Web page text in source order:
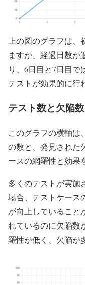
上の図のグラフは、
ますが、経過日数が
り、6日目と7日目で
テストが効果的に行
テスト数と欠陥数
このグラフの横軸は
の数と、発見された
ースの網羅性と効果
多くのテストが実施
場合、テストケース
が向上していること
れているのに欠陥数
羅性が低く、欠陥が